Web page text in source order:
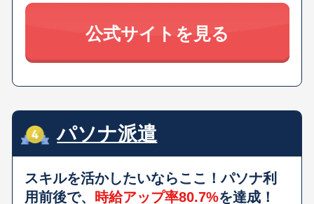
公式サイトを見る
パソナ派遣
スキルを活かしたいならここ！パソナ利
用前後で、 時給アップ率80.7%を達成！